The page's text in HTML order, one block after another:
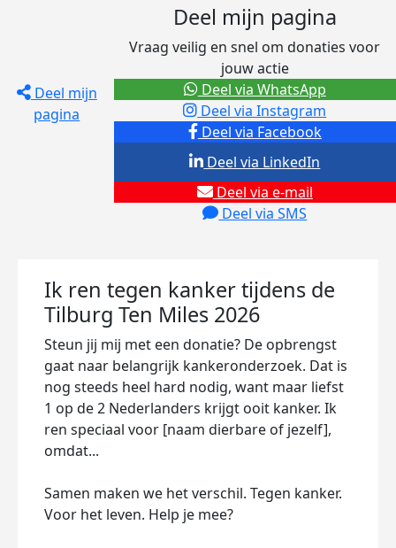
Deel mijn
pagina
Deel mijn pagina
Vraag veilig en snel om donaties voor
jouw actie
Deel via Facebook
Deel via Instagram
Deel via e-mail
Deel via SMS
Deel via LinkedIn
Deel via WhatsApp
Ik ren tegen kanker tijdens de
Tilburg Ten Miles 2026
Steun jij mij met een donatie? De opbrengst
gaat naar belangrijk kankeronderzoek. Dat is
nog steeds heel hard nodig, want maar liefst
1 op de 2 Nederlanders krijgt ooit kanker. Ik
ren speciaal voor [naam dierbare of jezelf],
omdat...
Samen maken we het verschil. Tegen kanker.
Voor het leven. Help je mee?